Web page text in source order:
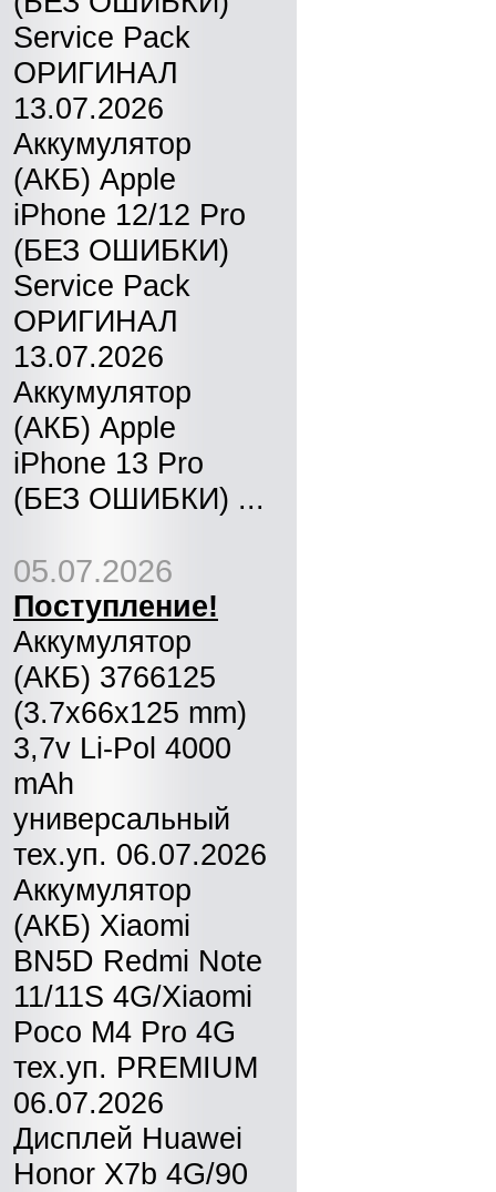
Service Pack
ОРИГИНАЛ
13.07.2026
Аккумулятор
(АКБ) Apple
iPhone 12/12 Pro
(БЕЗ ОШИБКИ)
Service Pack
ОРИГИНАЛ
13.07.2026
Аккумулятор
(АКБ) Apple
iPhone 13 Pro
(БЕЗ ОШИБКИ) ...
05.07.2026
Поступление!
Аккумулятор
(АКБ) 3766125
(3.7x66x125 mm)
3,7v Li-Pol 4000
mAh
универсальный
тех.уп. 06.07.2026
Аккумулятор
(АКБ) Xiaomi
BN5D Redmi Note
11/11S 4G/Xiaomi
Poco M4 Pro 4G
тех.уп. PREMIUM
06.07.2026
Дисплей Huawei
Honor X7b 4G/90